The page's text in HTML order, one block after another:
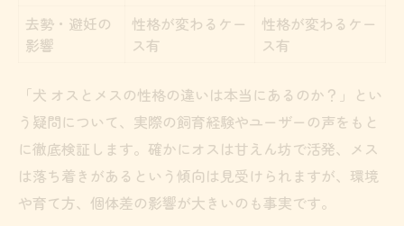
去勢・避妊の
影響
性格が変わるケー
ス有
性格が変わるケー
ス有
「犬 オスとメスの性格の違いは本当にあるのか？」とい
う疑問について、実際の飼育経験やユーザーの声をもと
に徹底検証します。確かにオスは甘えん坊で活発、メス
は落ち着きがあるという傾向は見受けられますが、環境
や育て方、個体差の影響が大きいのも事実です。